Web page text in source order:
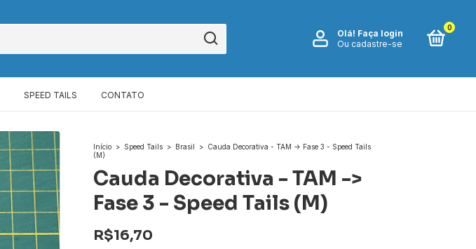
Olá! Faça login
Ou cadastre-se
0
SPEED TAILS CONTATO
Início > Speed Tails > Brasil > Cauda Decorativa - TAM -> Fase 3 - Speed Tails
(M)
Cauda Decorativa - TAM ->
Fase 3 - Speed Tails (M)
R$16,70